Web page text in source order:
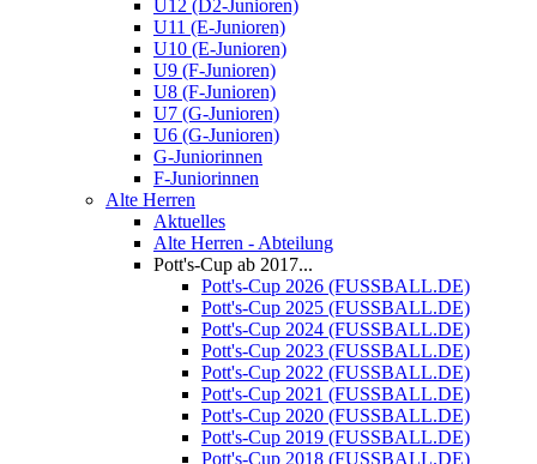
U12 (D2-Junioren)
U11 (E-Junioren)
U10 (E-Junioren)
U9 (F-Junioren)
U8 (F-Junioren)
U7 (G-Junioren)
U6 (G-Junioren)
G-Juniorinnen
F-Juniorinnen
Alte Herren
Aktuelles
Alte Herren - Abteilung
Pott's-Cup ab 2017...
Pott's-Cup 2026 (FUSSBALL.DE)
Pott's-Cup 2025 (FUSSBALL.DE)
Pott's-Cup 2024 (FUSSBALL.DE)
Pott's-Cup 2023 (FUSSBALL.DE)
Pott's-Cup 2022 (FUSSBALL.DE)
Pott's-Cup 2021 (FUSSBALL.DE)
Pott's-Cup 2020 (FUSSBALL.DE)
Pott's-Cup 2019 (FUSSBALL.DE)
Pott's-Cup 2018 (FUSSBALL.DE)